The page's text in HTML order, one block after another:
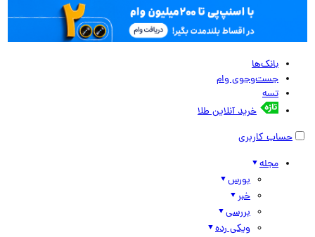
بانک‌ها
جست‌وجوی وام
تسه
خرید آنلاین طلا
حساب کاربری
مجله
بورس
خبر
بررسی
ویکی رده